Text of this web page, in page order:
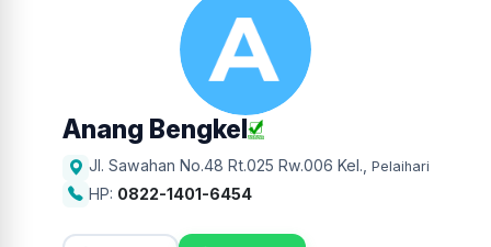
Anang Bengkel
Jl. Sawahan No.48 Rt.025 Rw.006 Kel. Pelaihari
HP: 0822-1401-6454